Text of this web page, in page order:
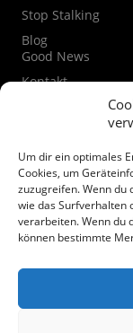
Um dir ein optimales
Cookies, um
zuzugreifen. Wenn du
wie das Surfverhalten
verarbeiten. Wenn du
können bestimmte
Stop Stalking
Blog
Good News
Kontakt
Kontaktformular
Cookie-Richtlinie
Spenden